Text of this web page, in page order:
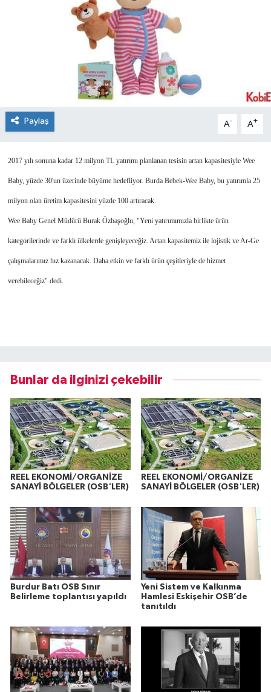
Paylaş A- A+
2017 yılı sonuna kadar 12 milyon TL yatırımı planlanan tesisin artan kapasitesiyle Wee
Baby, yüzde 30'un üzerinde büyüme hedefliyor. Burda Bebek-Wee Baby, bu yatırımla 25
milyon olan üretim kapasitesini yüzde 100 artıracak.
Wee Baby Genel Müdürü Burak Özbaşoğlu, "Yeni yatırımımızla birlikte ürün
kategorilerinde ve farklı ülkelerde genişleyeceğiz. Artan kapasitemiz ile lojistik ve Ar-Ge
çalışmalarımız hız kazanacak. Daha etkin ve farklı ürün çeşitleriyle de hizmet
verebileceğiz" dedi.
Bunlar da ilginizi çekebilir
REEL EKONOMİ/ORGANİZE
SANAYİ BÖLGELER (OSB'LER)
REEL EKONOMİ/ORGANİZE
SANAYİ BÖLGELER (OSB'LER)
Burdur Batı OSB Sınır
Belirleme toplantısı yapıldı
Yeni Sistem ve Kalkınma
Hamlesi Eskişehir OSB’de
tanıtıldı